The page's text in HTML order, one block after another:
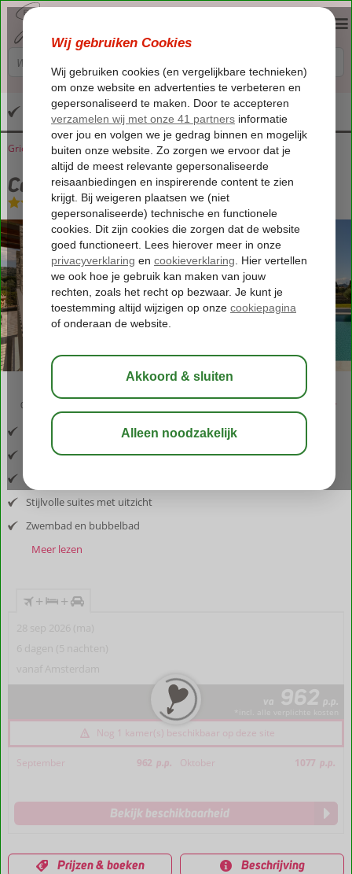
Altijd inclusief huurauto
Home
Griekenland Peloponnesos Methoni Carlos Mansion Luxury Suites
Carlos Mansion Luxury Suites
Logies-Appartement
03:20 bewaar
Inclusief vlucht en huurauto
Nabij Methoni
Stijlvolle suites met uitzicht
Zwembad en bubbelbad
Meer lezen
+ +
28 sep 2026 (ma)
6 dagen (5 nachten)
vanaf Amsterdam
va 962 p.p.
Nog 1 kamer(s) beschikbaar op deze site
September 962 p.p. Oktober 1077 p.p.
Bekijk beschikbaarheid
Prijzen & boeken Beschrijving